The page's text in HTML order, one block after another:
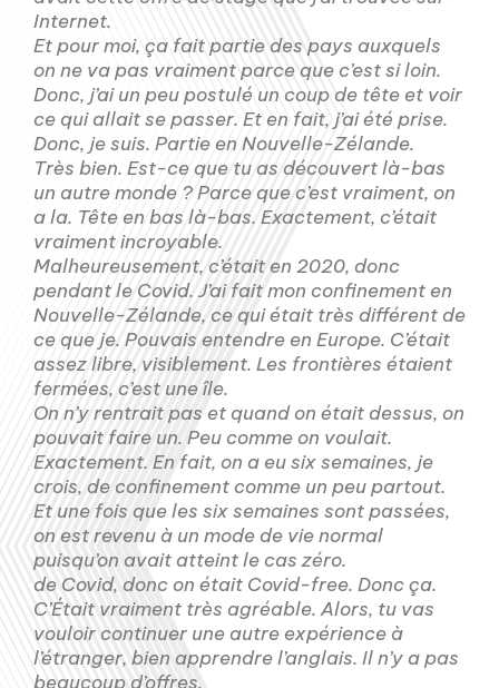
Internet.
Et pour moi, ça fait partie des pays auxquels
on ne va pas vraiment parce que c’est si loin.
Donc, j’ai un peu postulé un coup de tête et voir
ce qui allait se passer. Et en fait, j’ai été prise.
Donc, je suis. Partie en Nouvelle-Zélande.
Très bien. Est-ce que tu as découvert là-bas
un autre monde ? Parce que c’est vraiment, on
a la. Tête en bas là-bas. Exactement, c’était
vraiment incroyable.
Malheureusement, c’était en 2020, donc
pendant le Covid. J’ai fait mon confinement en
Nouvelle-Zélande, ce qui était très différent de
ce que je. Pouvais entendre en Europe. C’était
assez libre, visiblement. Les frontières étaient
fermées, c’est une île.
On n’y rentrait pas et quand on était dessus, on
pouvait faire un. Peu comme on voulait.
Exactement. En fait, on a eu six semaines, je
crois, de confinement comme un peu partout.
Et une fois que les six semaines sont passées,
on est revenu à un mode de vie normal
puisqu’on avait atteint le cas zéro.
de Covid, donc on était Covid-free. Donc ça.
C’Était vraiment très agréable. Alors, tu vas
vouloir continuer une autre expérience à
l’étranger, bien apprendre l’anglais. Il n’y a pas
beaucoup d’offres.